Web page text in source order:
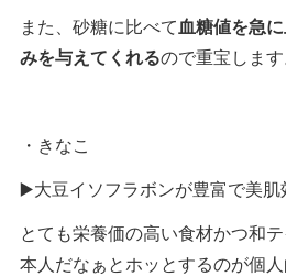
また、砂糖に比べて血糖値を急
みを与えてくれるので重宝します
・きなこ
▶️大豆イソフラボンが豊富で美肌
とても栄養価の高い食材かつ和
本人だなぁとホッとするのが個